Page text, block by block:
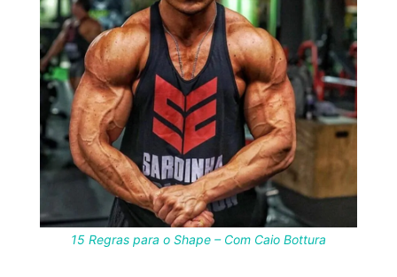
15 Regras para o Shape – Com Caio Bottura